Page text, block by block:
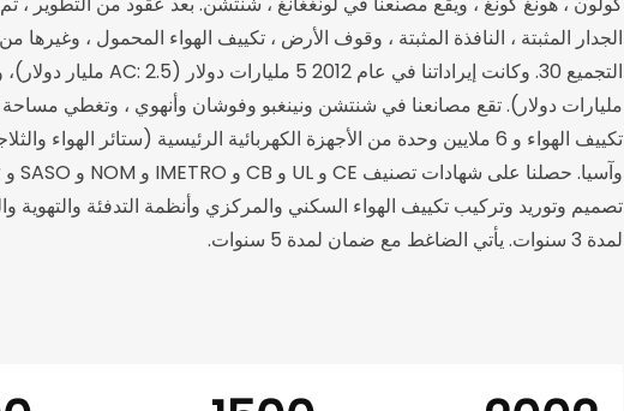
تكييف الهواء و 6 ملايين وحدة من الأجهزة الكهربائية الرئيسية (ستائر
تصميم وتوريد وتركيب تكييف الهواء السكني والمركزي وأنظمة التدفئة
لمدة 3 سنوات. يأتي الضاغط مع ضمان لمدة 5 سنوات.